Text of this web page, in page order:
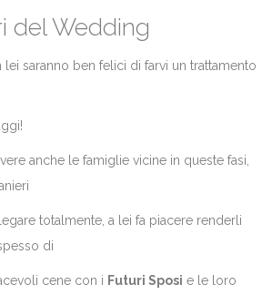
del Wedding
saranno ben felici di farvi un trattamento
anche le famiglie vicine in queste fasi,
totalmente, a lei fa piacere renderli
di
cene con i Futuri Sposi e le loro